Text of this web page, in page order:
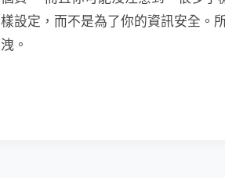
樣設定，而不是為了你的資訊安全。
洩。